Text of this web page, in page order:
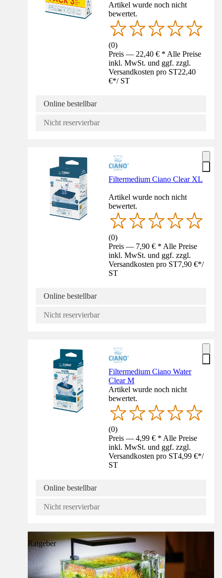
Artikel wurde noch nicht
bewertet.
(0)
Preis — 22,40 € * Alle Preise
inkl. MwSt. und ggf. zzgl.
Versandkosten pro ST22,40
€*/ ST
Online bestellbar
Nicht reservierbar
Filtermedium Ciano Clear XL
Artikel wurde noch nicht
bewertet.
(0)
Preis — 7,90 € * Alle Preise
inkl. MwSt. und ggf. zzgl.
Versandkosten pro ST7,90 €*/
ST
Online bestellbar
Nicht reservierbar
Filtermedium Ciano Water
Clear M
Artikel wurde noch nicht
bewertet.
(0)
Preis — 4,99 € * Alle Preise
inkl. MwSt. und ggf. zzgl.
Versandkosten pro ST4,99 €*/
ST
Online bestellbar
Nicht reservierbar
Ratgeber